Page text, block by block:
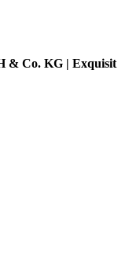
& Co. KG | Exquisit